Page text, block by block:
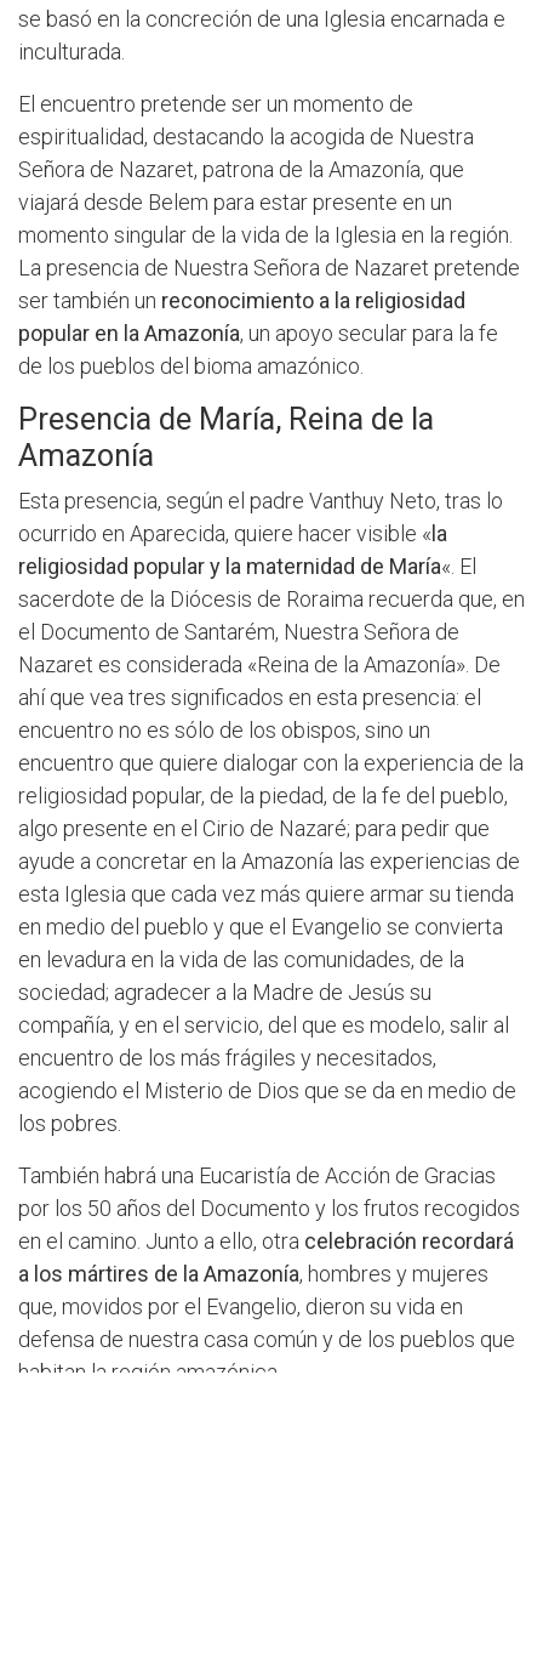
se basó en la concreción de una Iglesia encarnada e
inculturada.
El encuentro pretende ser un momento de
espiritualidad, destacando la acogida de Nuestra
Señora de Nazaret, patrona de la Amazonía, que
viajará desde Belem para estar presente en un
momento singular de la vida de la Iglesia en la región.
La presencia de Nuestra Señora de Nazaret pretende
ser también un reconocimiento a la religiosidad
popular en la Amazonía, un apoyo secular para la fe
de los pueblos del bioma amazónico.
Presencia de María, Reina de la
Amazonía
Esta presencia, según el padre Vanthuy Neto, tras lo
ocurrido en Aparecida, quiere hacer visible « la
religiosidad popular y la maternidad de María«. El
sacerdote de la Diócesis de Roraima recuerda que, en
el Documento de Santarém, Nuestra Señora de
Nazaret es considerada «Reina de la Amazonía». De
ahí que vea tres significados en esta presencia: el
encuentro no es sólo de los obispos, sino un
encuentro que quiere dialogar con la experiencia de la
religiosidad popular, de la piedad, de la fe del pueblo,
algo presente en el Cirio de Nazaré; para pedir que
ayude a concretar en la Amazonía las experiencias de
esta Iglesia que cada vez más quiere armar su tienda
en medio del pueblo y que el Evangelio se convierta
en levadura en la vida de las comunidades, de la
sociedad; agradecer a la Madre de Jesús su
compañía, y en el servicio, del que es modelo, salir al
encuentro de los más frágiles y necesitados,
acogiendo el Misterio de Dios que se da en medio de
los pobres.
También habrá una Eucaristía de Acción de Gracias
por los 50 años del Documento y los frutos recogidos
en el camino. Junto a ello, otra celebración recordará
a los mártires de la Amazonía, hombres y mujeres
que, movidos por el Evangelio, dieron su vida en
defensa de nuestra casa común y de los pueblos que
habitan la región amazónica.